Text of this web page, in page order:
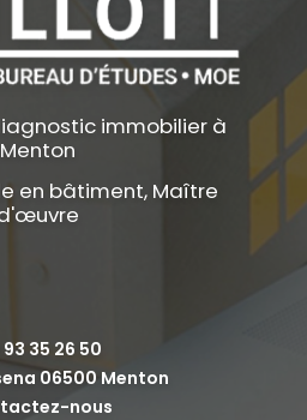
immobilier à
Menton
en bâtiment, Maître
35 26 50
06500 Menton
nous